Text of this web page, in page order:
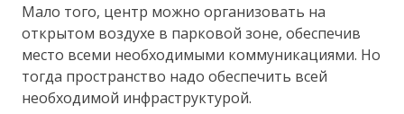
Мало того, центр можно организовать на
открытом воздухе в парковой зоне, обеспечив
место всеми необходимыми коммуникациями. Но
тогда пространство надо обеспечить всей
необходимой инфраструктурой.